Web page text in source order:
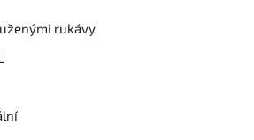
rukávy